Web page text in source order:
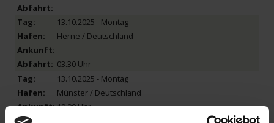
13.10.2025 - Montag
Herne / Deutschland
03.30 Uhr
13.10.2025 - Montag
Münster / Deutschland
10.00 Uhr